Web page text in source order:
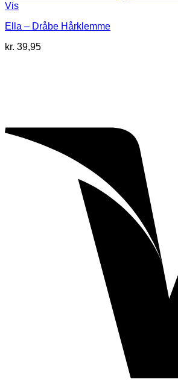
Vis
Ella – Dråbe Hårklemme
kr. 39,95